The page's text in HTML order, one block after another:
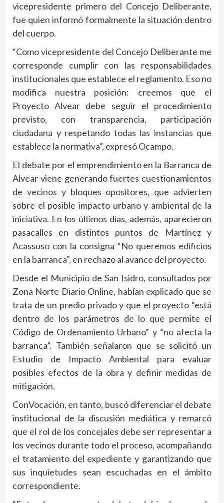
vicepresidente primero del Concejo Deliberante,
fue quien informó formalmente la situación dentro
del cuerpo.
“Como vicepresidente del Concejo Deliberante me
corresponde cumplir con las responsabilidades
institucionales que establece el reglamento. Eso no
modifica nuestra posición: creemos que el
Proyecto Alvear debe seguir el procedimiento
previsto, con transparencia, participación
ciudadana y respetando todas las instancias que
establece la normativa”, expresó Ocampo.
El debate por el emprendimiento en la Barranca de
Alvear viene generando fuertes cuestionamientos
de vecinos y bloques opositores, que advierten
sobre el posible impacto urbano y ambiental de la
iniciativa. En los últimos días, además, aparecieron
pasacalles en distintos puntos de Martínez y
Acassuso con la consigna “No queremos edificios
en la barranca”, en rechazo al avance del proyecto.
Desde el Municipio de San Isidro, consultados por
Zona Norte Diario Online, habían explicado que se
trata de un predio privado y que el proyecto “está
dentro de los parámetros de lo que permite el
Código de Ordenamiento Urbano” y “no afecta la
barranca”. También señalaron que se solicitó un
Estudio de Impacto Ambiental para evaluar
posibles efectos de la obra y definir medidas de
mitigación.
ConVocación, en tanto, buscó diferenciar el debate
institucional de la discusión mediática y remarcó
que el rol de los concejales debe ser representar a
los vecinos durante todo el proceso, acompañando
el tratamiento del expediente y garantizando que
sus inquietudes sean escuchadas en el ámbito
correspondiente.